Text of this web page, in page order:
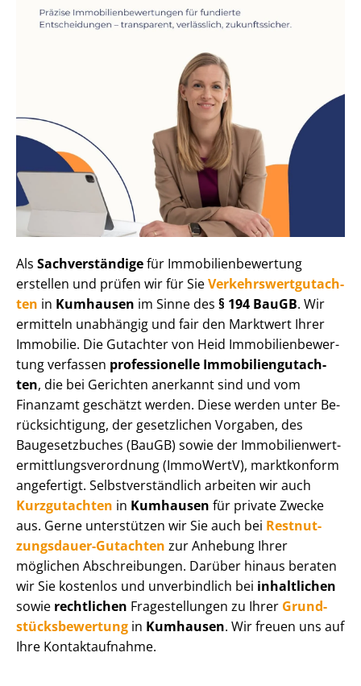
Als Sachverständigefür Im­mo­bi­li­en­be­wer­tung
erstellen und prüfen wir für SieVer­kehrs­wert­gut­ach­
ten in Kumhausen im Sinne des § 194 BauGB. Wir
ermitteln unabhängig und fair den Marktwert Ihrer
Immobilie. Die Gutachter von Heid Im­mo­bi­li­en­be­wer­
tung verfassen professionelle Im­mo­bi­li­en­gut­ach­
ten, die bei Gerichten anerkannt sind und vom
Finanzamt geschätzt werden. Diese werden unter Be­
rück­sich­ti­gung, der gesetzlichen Vorgaben, des
Baugesetzbuches (BauGB) sowie der Im­mo­bi­li­en­wert­
ermitt­lungs­ver­ord­nung (ImmoWertV), marktkonform
angefertigt. Selbst­ver­ständ­lich arbeiten wir auch
Kurzgutachten in Kumhausen für private Zwecke
aus. Gerne unterstützen wir Sie auch bei Rest­nut­
zungs­dau­er-Gutachten zur Anhebung Ihrer
möglichen Abschreibungen. Darüber hinaus beraten
wir Sie kostenlos und unverbindlich bei inhaltlichen
sowie rechtlichen Fragestellungen zu Ihrer Grund­
stücks­be­wer­tung in Kumhausen. Wir freuen uns auf
Ihre Kontaktaufnahme.